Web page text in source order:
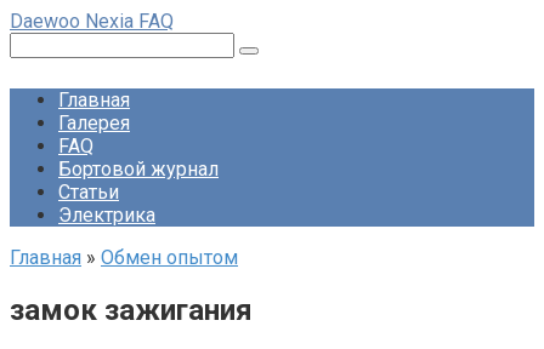
Перейти
контенту
Daewoo Nexia FAQ
Главная
Галерея
FAQ
Бортовой журнал
Статьи
Электрика
Главная » Обмен опытом
замок зажигания